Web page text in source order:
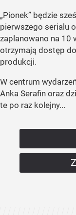
„Pionek” będzie
pierwszego serialu
zaplanowano na 10
otrzymają dostęp
produkcji.
W centrum
Anka Serafin oraz
te po raz kolejny...